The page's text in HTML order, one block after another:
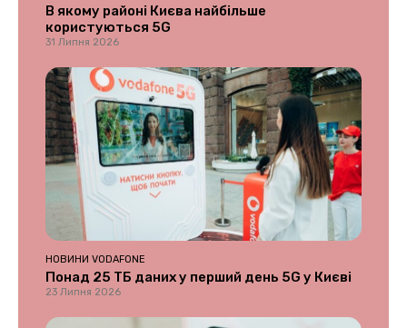
В якому районі Києва найбільше
користуються 5G
31 Липня 2026
НОВИНИ VODAFONE
Понад 25 ТБ даних у перший день 5G у Києві
23 Липня 2026